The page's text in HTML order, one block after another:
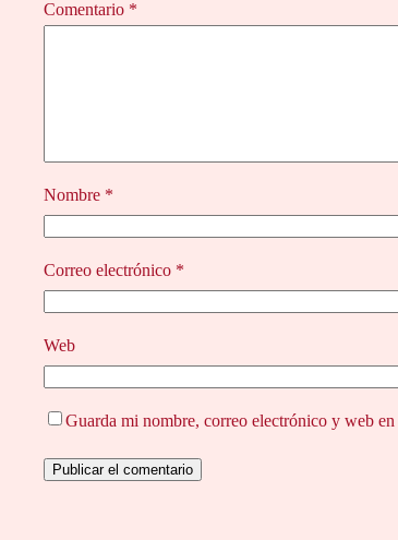
Comentario *
Nombre *
Correo electrónico *
Web
Guarda mi nombre, correo electrónico y web